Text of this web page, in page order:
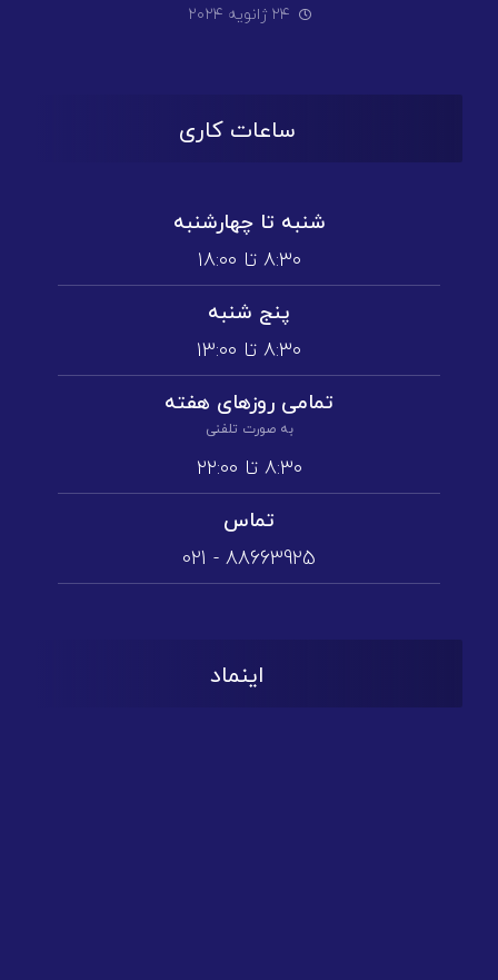
۲۴ ژانویه ۲۰۲۴
ساعات کاری
شنبه تا چهارشنبه
۸:۳۰ تا ۱۸:۰۰
پنج شنبه
۸:۳۰ تا ۱3:۰۰
تمامی روز‌های هفته
به صورت تلفنی
۸:۳۰ تا ۲۲:۰۰
تماس
88663925 - 021
اینماد